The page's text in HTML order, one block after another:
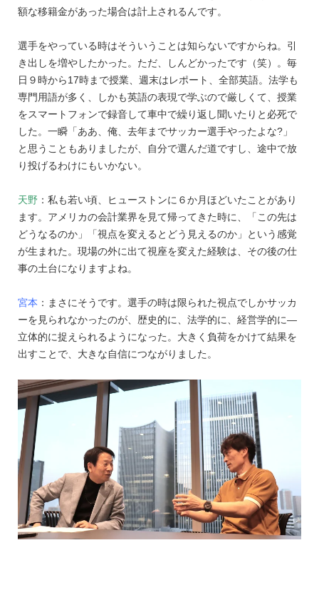
額な移籍金があった場合は計上されるんです。
選手をやっている時はそういうことは知らないですからね。引
き出しを増やしたかった。ただ、しんどかったです（笑）。毎
日９時から17時まで授業、週末はレポート、全部英語。法学も
専門用語が多く、しかも英語の表現で学ぶので厳しくて、授業
をスマートフォンで録音して車中で繰り返し聞いたりと必死で
した。一瞬「ああ、俺、去年までサッカー選手やったよな?」
と思うこともありましたが、自分で選んだ道ですし、途中で放
り投げるわけにもいかない。
天野 ：私も若い頃、ヒューストンに６か月ほどいたことがあり
ます。アメリカの会計業界を見て帰ってきた時に、「この先は
どうなるのか」「視点を変えるとどう見えるのか」という感覚
が生まれた。現場の外に出て視座を変えた経験は、その後の仕
事の土台になりますよね。
宮本 ：まさにそうです。選手の時は限られた視点でしかサッカ
ーを見られなかったのが、歴史的に、法学的に、経営学的に—
立体的に捉えられるようになった。大きく負荷をかけて結果を
出すことで、大きな自信につながりました。